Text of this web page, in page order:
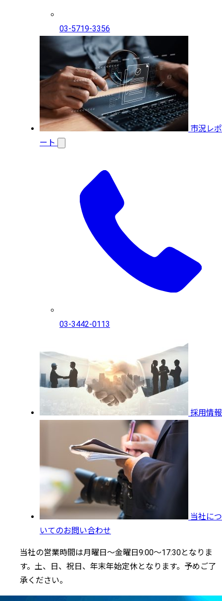
03-5719-3356
市況レポ
ート
03-3442-0113
採用情報
当社につ
いてのお問い合わせ
当社の営業時間は月曜日～金曜日9:00～17:30となりま
す。土、日、祝日、年末年始定休となります。予めご了
承ください。